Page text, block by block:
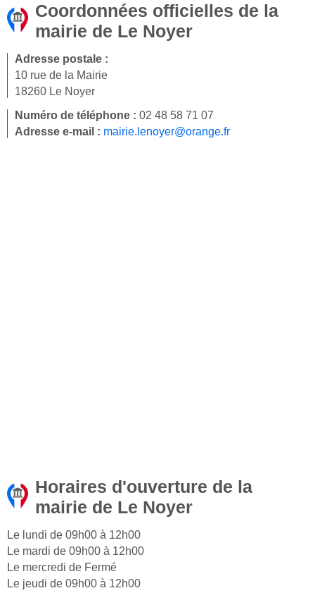
Coordonnées officielles de la
mairie de Le Noyer
Adresse postale :
10 rue de la Mairie
18260 Le Noyer
Numéro de téléphone : 02 48 58 71 07
Adresse e-mail : mairie.lenoyer@orange.fr
Horaires d'ouverture de la
mairie de Le Noyer
Le lundi de 09h00 à 12h00
Le mardi de 09h00 à 12h00
Le mercredi de Fermé
Le jeudi de 09h00 à 12h00